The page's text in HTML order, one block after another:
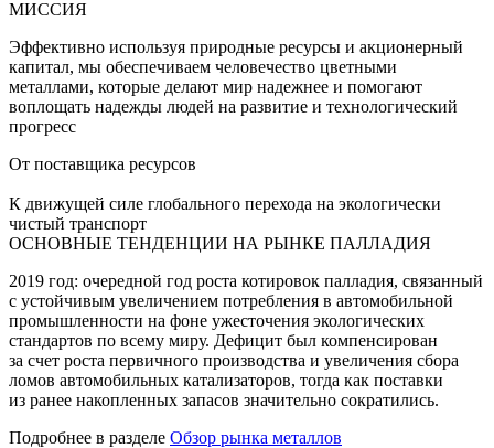
МИССИЯ
Эффективно используя природные ресурсы и акционерный
капитал, мы обеспечиваем человечество цветными
металлами, которые делают мир надежнее и помогают
воплощать надежды людей на развитие и технологический
прогресс
От поставщика ресурсов
К движущей силе глобального перехода на экологически
чистый транспорт
ОСНОВНЫЕ ТЕНДЕНЦИИ НА РЫНКЕ ПАЛЛАДИЯ
2019 год: очередной год роста котировок палладия, связанный
с устойчивым увеличением потребления в автомобильной
промышленности на фоне ужесточения экологических
стандартов по всему миру. Дефицит был компенсирован
за счет роста первичного производства и увеличения сбора
ломов автомобильных катализаторов, тогда как поставки
из ранее накопленных запасов значительно сократились.
Подробнее в разделе Обзор рынка металлов